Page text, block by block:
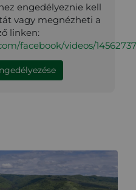
engedélyeznie kell
vagy megnézheti a
linken:
facebook/videos/